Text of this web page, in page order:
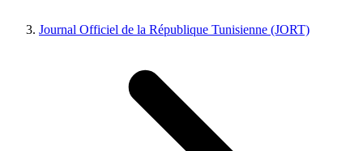
Journal Officiel de la République Tunisienne (JORT)